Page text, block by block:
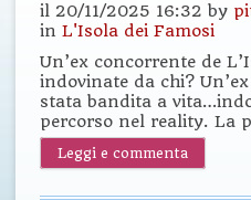
il 20/11/2025 16:32 by
in L'Isola dei Famosi
Un’ex concorrente de
indovinate da chi?
stata bandita a
percorso nel reality. La
Leggi e commenta